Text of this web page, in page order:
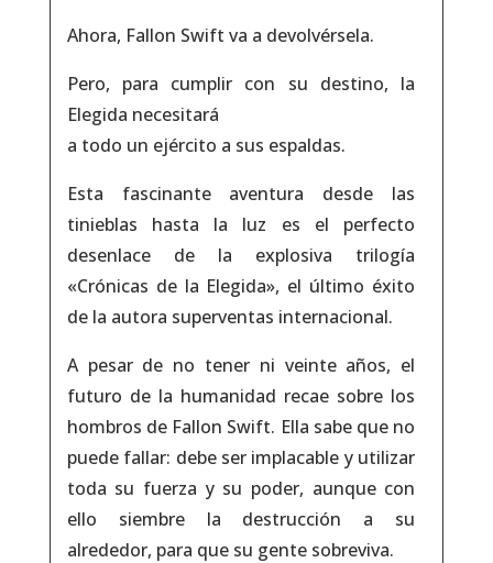
Ahora, Fallon Swift va a devolvérsela.
Pero, para cumplir con su destino, la
Elegida necesitará
a todo un ejército a sus espaldas.
Esta fascinante aventura desde las
tinieblas hasta la luz es el perfecto
desenlace de la explosiva trilogía
«Crónicas de la Elegida», el último éxito
de la autora superventas internacional.
A pesar de no tener ni veinte años, el
futuro de la humanidad recae sobre los
hombros de Fallon Swift. Ella sabe que no
puede fallar: debe ser implacable y utilizar
toda su fuerza y su poder, aunque con
ello siembre la destrucción a su
alrededor, para que su gente sobreviva.